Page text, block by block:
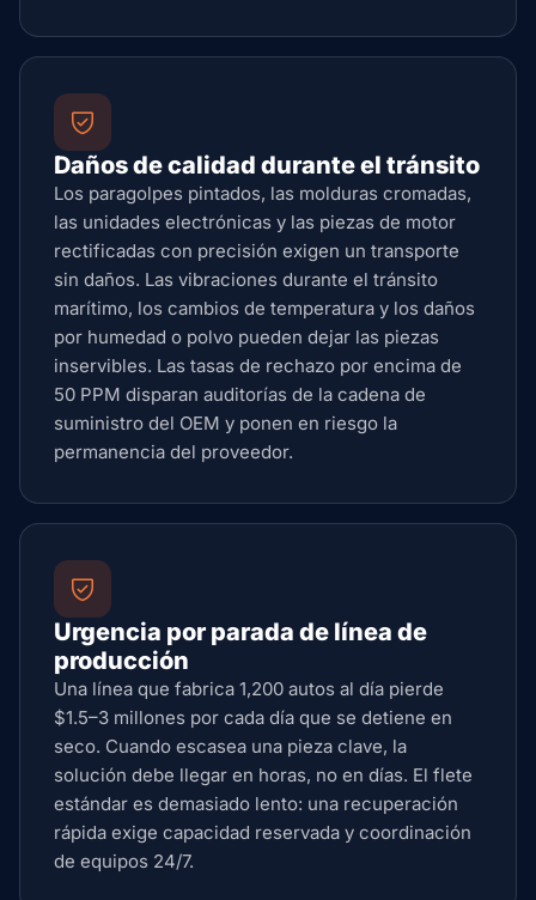
Daños de calidad durante el tránsito
Los paragolpes pintados, las molduras cromadas,
las unidades electrónicas y las piezas de motor
rectificadas con precisión exigen un transporte
sin daños. Las vibraciones durante el tránsito
marítimo, los cambios de temperatura y los daños
por humedad o polvo pueden dejar las piezas
inservibles. Las tasas de rechazo por encima de
50 PPM disparan auditorías de la cadena de
suministro del OEM y ponen en riesgo la
permanencia del proveedor.
Urgencia por parada de línea de
producción
Una línea que fabrica 1,200 autos al día pierde
$1.5–3 millones por cada día que se detiene en
seco. Cuando escasea una pieza clave, la
solución debe llegar en horas, no en días. El flete
estándar es demasiado lento: una recuperación
rápida exige capacidad reservada y coordinación
de equipos 24/7.